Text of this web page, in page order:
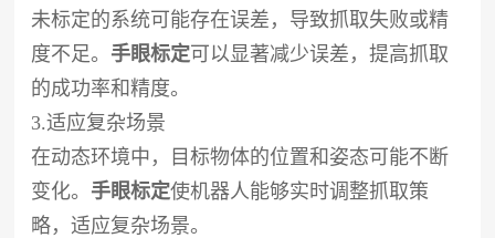
未标定的系统可能存在误差，导致抓取失败或精
度不足。 手眼标定可以显著减少误差，提高抓取
的成功率和精度。
3.适应复杂场景
在动态环境中，目标物体的位置和姿态可能不断
变化。 手眼标定使机器人能够实时调整抓取策
略，适应复杂场景。